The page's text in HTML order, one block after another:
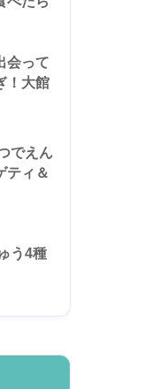
会って
！大館
でえん
ティ＆
う4種